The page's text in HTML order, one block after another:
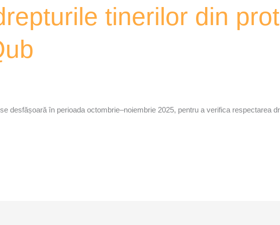
tinerilor din
desfășoară în perioada octombrie–noiembrie 2025, pentru a verifica respectarea